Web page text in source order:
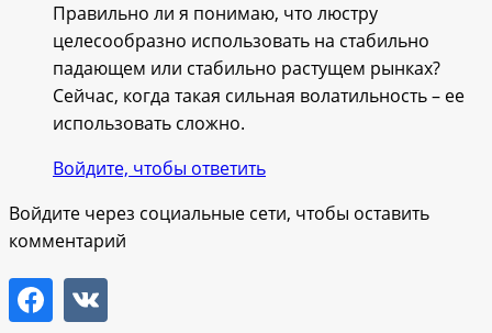
Правильно ли я понимаю, что люстру
целесообразно использовать на стабильно
падающем или стабильно растущем рынках?
Сейчас, когда такая сильная волатильность – ее
использовать сложно.
Войдите, чтобы ответить
Войдите через социальные сети, чтобы оставить
комментарий